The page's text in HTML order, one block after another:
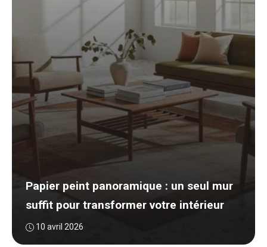
Papier peint panoramique : un seul mur
suffit pour transformer votre intérieur
10 avril 2026